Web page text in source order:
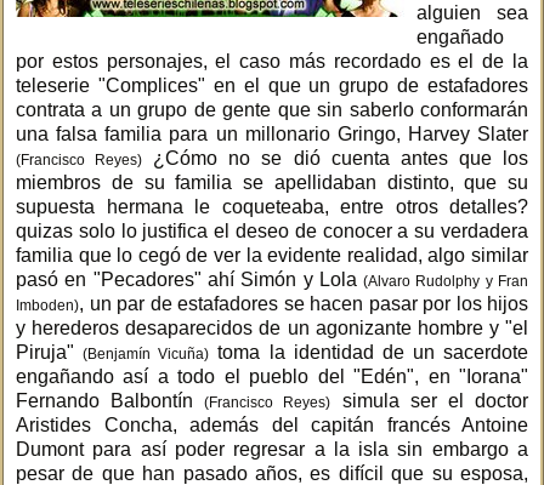
alguien sea
engañado
por estos personajes, el caso más recordado es el de la
teleserie "Complices" en el que un grupo de estafadores
contrata a un grupo de gente que sin saberlo conformarán
una falsa familia para un millonario Gringo, Harvey Slater
(Francisco Reyes)
¿Cómo no se dió cuenta antes que los
miembros de su familia se apellidaban distinto, que su
supuesta hermana le coqueteaba, entre otros detalles?
quizas solo lo justifica el deseo de conocer a su verdadera
familia que lo cegó de ver la evidente realidad, algo similar
pasó en "Pecadores" ahí Simón y Lola(Alvaro Rudolphy y Fran
Imboden), un par de estafadores se hacen pasar por los hijos
y herederos desaparecidos de un agonizante hombre y "el
Piruja"(Benjamín Vicuña) toma la identidad de un sacerdote
engañando así a todo el pueblo del "Edén", en "Iorana"
Fernando Balbontín(Francisco Reyes)
simula ser el doctor
Aristides Concha, además del capitán francés Antoine
Dumont para así poder regresar a la isla sin embargo a
pesar de que han pasado años, es difícil que su esposa,